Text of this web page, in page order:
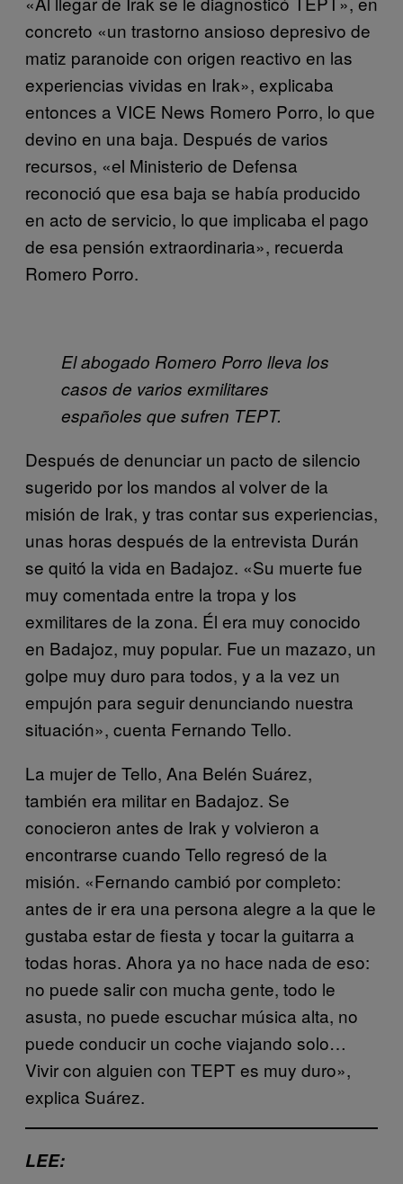
concreto «un trastorno ansioso depresivo de
matiz paranoide con origen reactivo en las
experiencias vividas en Irak», explicaba
entonces a VICE News Romero Porro, lo que
devino en una baja. Después de varios
recursos, «el Ministerio de Defensa
reconoció que esa baja se había producido
en acto de servicio, lo que implicaba el pago
de esa pensión extraordinaria», recuerda
Romero Porro.
El abogado Romero Porro lleva los
casos de varios exmilitares
españoles que sufren TEPT.
Después de denunciar un pacto de silencio
sugerido por los mandos al volver de la
misión de Irak, y tras contar sus experiencias,
unas horas después de la entrevista Durán
se quitó la vida en Badajoz. «Su muerte fue
muy comentada entre la tropa y los
exmilitares de la zona. Él era muy conocido
en Badajoz, muy popular. Fue un mazazo, un
golpe muy duro para todos, y a la vez un
empujón para seguir denunciando nuestra
situación», cuenta Fernando Tello.
La mujer de Tello, Ana Belén Suárez,
también era militar en Badajoz. Se
conocieron antes de Irak y volvieron a
encontrarse cuando Tello regresó de la
misión. «Fernando cambió por completo:
antes de ir era una persona alegre a la que le
gustaba estar de fiesta y tocar la guitarra a
todas horas. Ahora ya no hace nada de eso:
no puede salir con mucha gente, todo le
asusta, no puede escuchar música alta, no
puede conducir un coche viajando solo…
Vivir con alguien con TEPT es muy duro»,
explica Suárez.
LEE: